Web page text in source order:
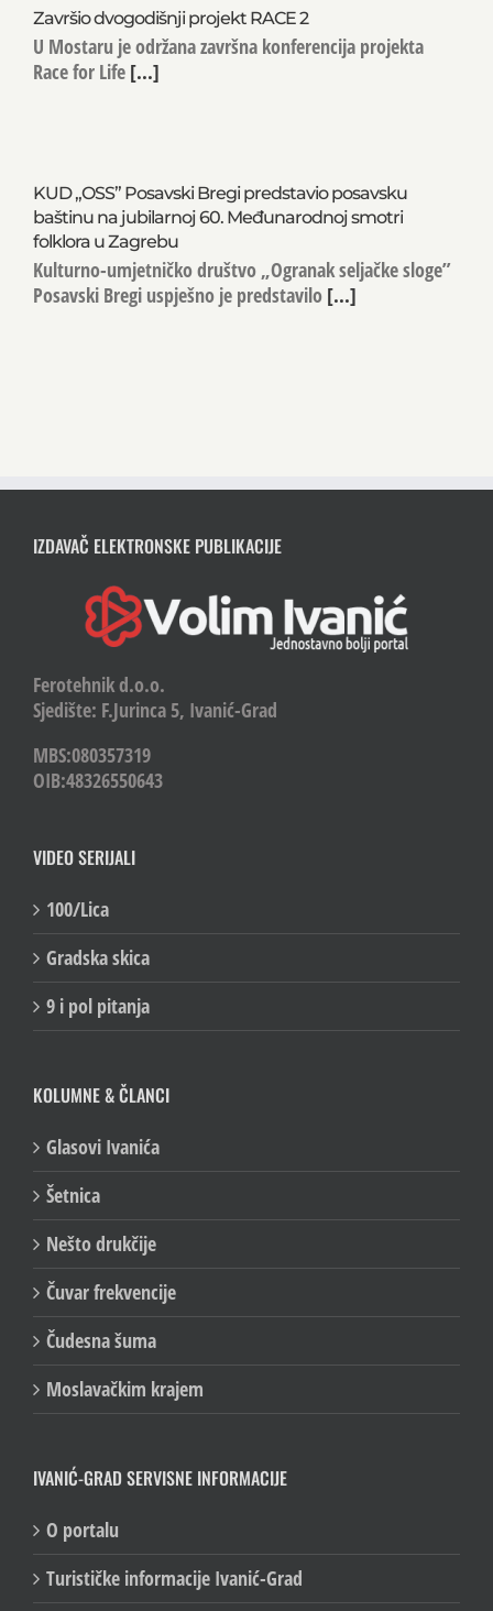
Završio dvogodišnji projekt RACE 2
U Mostaru je održana završna konferencija projekta
Race for Life [...]
KUD „OSS” Posavski Bregi predstavio posavsku
baštinu na jubilarnoj 60. Međunarodnoj smotri
folklora u Zagrebu
Kulturno-umjetničko društvo „Ogranak seljačke sloge”
Posavski Bregi uspješno je predstavilo [...]
IZDAVAČ ELEKTRONSKE PUBLIKACIJE
Ferotehnik d.o.o.
Sjedište: F.Jurinca 5, Ivanić-Grad
MBS:080357319
OIB:48326550643
VIDEO SERIJALI
100/Lica
Gradska skica
9 i pol pitanja
KOLUMNE & ČLANCI
Glasovi Ivanića
Šetnica
Nešto drukčije
Čuvar frekvencije
Čudesna šuma
Moslavačkim krajem
IVANIĆ-GRAD SERVISNE INFORMACIJE
O portalu
Turističke informacije Ivanić-Grad